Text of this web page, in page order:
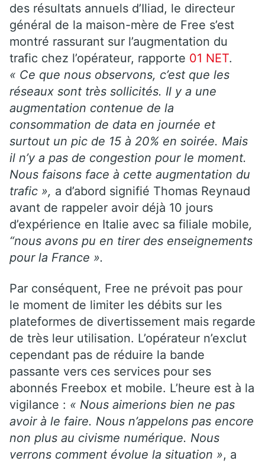
des résultats annuels d’Iliad, le directeur
général de la maison-mère de Free s’est
montré rassurant sur l’augmentation du
trafic chez l’opérateur, rapporte 01 NET.
« Ce que nous observons, c’est que les
réseaux sont très sollicités. Il y a une
augmentation contenue de la
consommation de data en journée et
surtout un pic de 15 à 20% en soirée. Mais
il n’y a pas de congestion pour le moment.
Nous faisons face à cette augmentation du
trafic », a d’abord signifié Thomas Reynaud
avant de rappeler avoir déjà 10 jours
d’expérience en Italie avec sa filiale mobile,
“nous avons pu en tirer des enseignements
pour la France ».
Par conséquent, Free ne prévoit pas pour
le moment de limiter les débits sur les
plateformes de divertissement mais regarde
de très leur utilisation. L’opérateur n’exclut
cependant pas de réduire la bande
passante vers ces services pour ses
abonnés Freebox et mobile. L’heure est à la
vigilance : « Nous aimerions bien ne pas
avoir à le faire. Nous n’appelons pas encore
non plus au civisme numérique. Nous
verrons comment évolue la situation », a